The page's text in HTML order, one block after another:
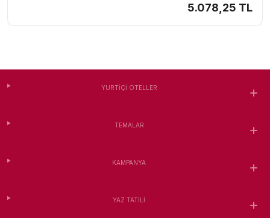
5.078,25 TL
YURTIÇI OTELLER
TEMALAR
KAMPANYA
YAZ TATILI